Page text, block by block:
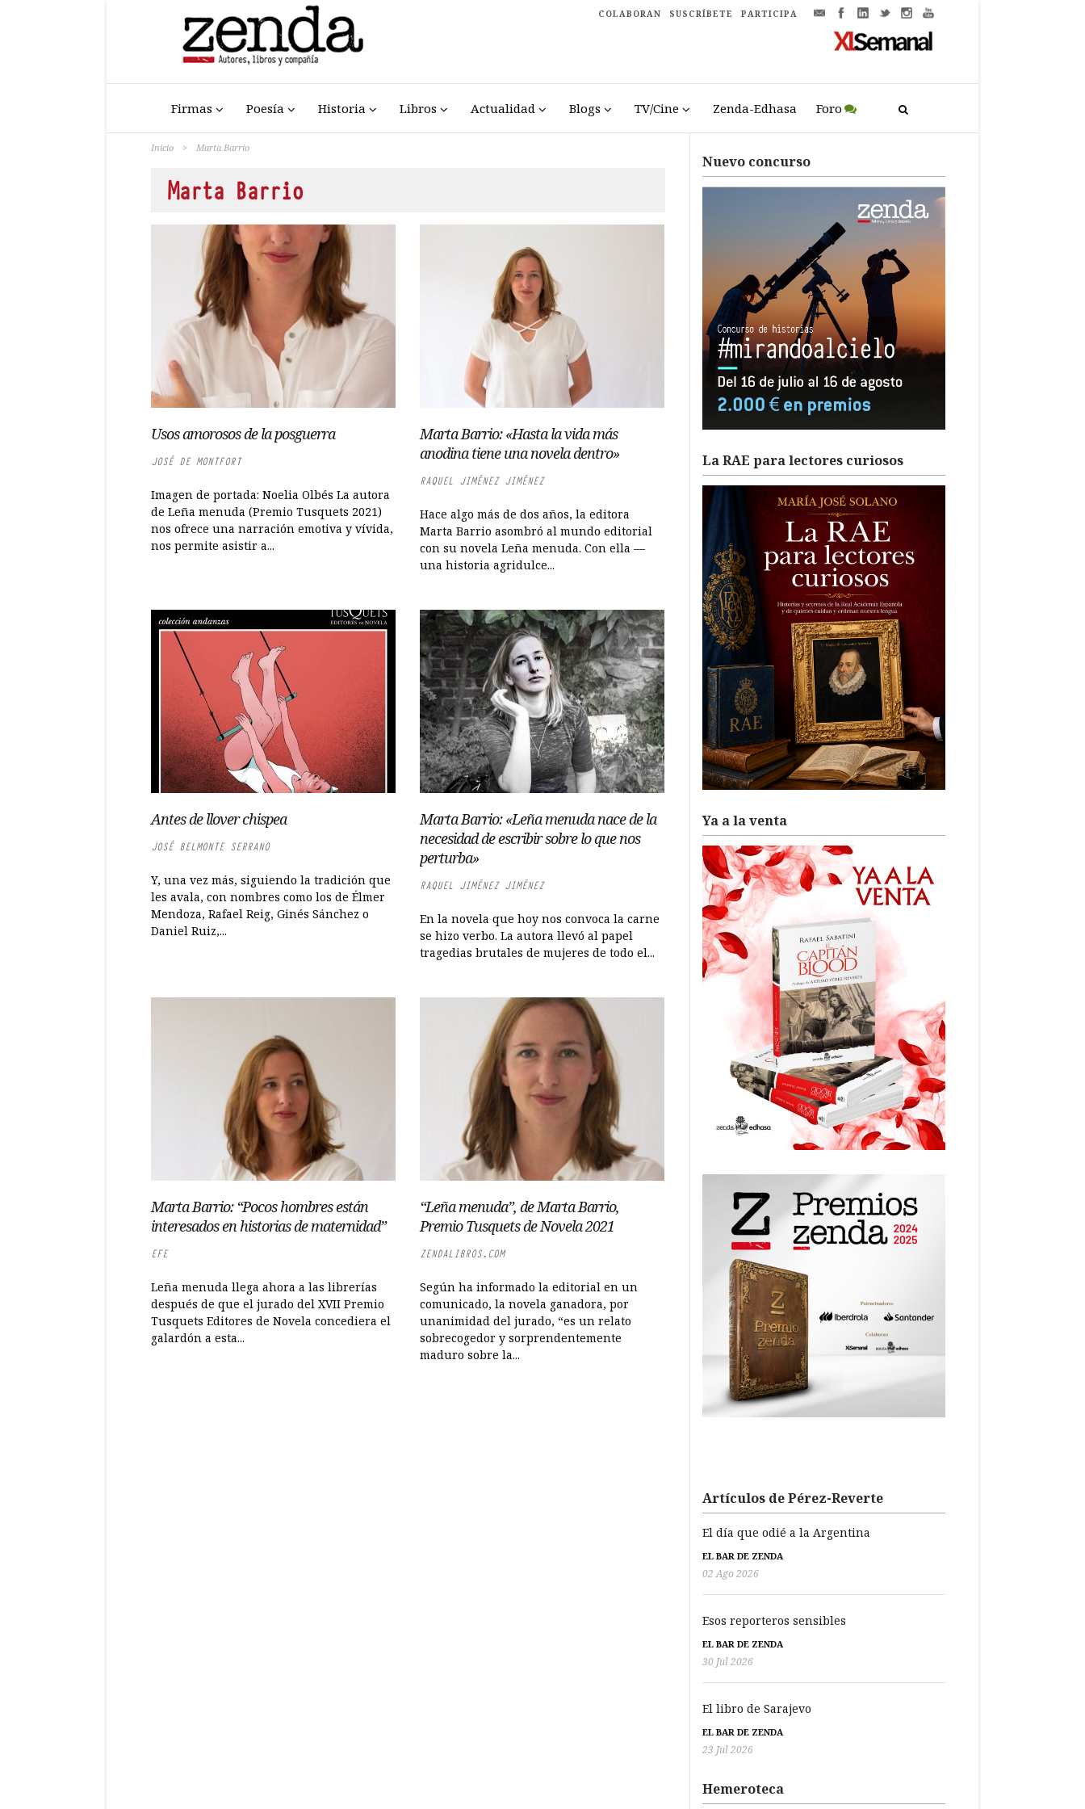
COLABORAN SUSCRÍBETE PARTICIPA
Firmas Poesía Historia Libros Actualidad Blogs TV/Cine Zenda-Edhasa Foro
Inicio > Marta Barrio
Marta Barrio
Usos amorosos de la posguerra
JOSÉ DE MONTFORT
Imagen de portada: Noelia Olbés La autora
de Leña menuda (Premio Tusquets 2021)
nos ofrece una narración emotiva y vívida,
nos permite asistir a...
Marta Barrio: «Hasta la vida más
anodina tiene una novela dentro»
RAQUEL JIMÉNEZ JIMÉNEZ
Hace algo más de dos años, la editora
Marta Barrio asombró al mundo editorial
con su novela Leña menuda. Con ella —
una historia agridulce...
Antes de llover chispea
JOSÉ BELMONTE SERRANO
Y, una vez más, siguiendo la tradición que
les avala, con nombres como los de Élmer
Mendoza, Rafael Reig, Ginés Sánchez o
Daniel Ruiz,...
Marta Barrio: «Leña menuda nace de la
necesidad de escribir sobre lo que nos
perturba»
RAQUEL JIMÉNEZ JIMÉNEZ
En la novela que hoy nos convoca la carne
se hizo verbo. La autora llevó al papel
tragedias brutales de mujeres de todo el...
Marta Barrio: “Pocos hombres están
interesados en historias de maternidad”
EFE
Leña menuda llega ahora a las librerías
después de que el jurado del XVII Premio
Tusquets Editores de Novela concediera el
galardón a esta...
“Leña menuda”, de Marta Barrio,
Premio Tusquets de Novela 2021
ZENDALIBROS.COM
Según ha informado la editorial en un
comunicado, la novela ganadora, por
unanimidad del jurado, “es un relato
sobrecogedor y sorprendentemente
maduro sobre la...
Nuevo concurso
La RAE para lectores curiosos
Ya a la venta
Artículos de Pérez-Reverte
El día que odié a la Argentina
EL BAR DE ZENDA
02 Ago 2026
Esos reporteros sensibles
EL BAR DE ZENDA
30 Jul 2026
El libro de Sarajevo
EL BAR DE ZENDA
23 Jul 2026
Hemeroteca